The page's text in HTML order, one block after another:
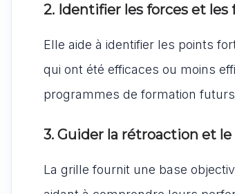
2. Identifier les forces et les
Elle aide à identifier les points
qui ont été efficaces ou moins
programmes de formation
3. Guider la rétroaction et
La grille fournit une base